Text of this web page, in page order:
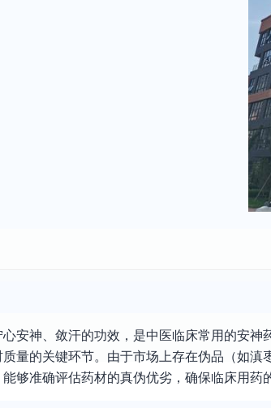
安神、敛汗的功效，是中医临床常用的安神
质量的关键环节。由于市场上存在伪品（如滇
够准确评估药材的真伪优劣，确保临床用药